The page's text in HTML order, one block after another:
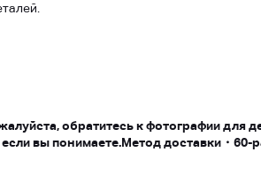
обратитесь к фотографии для
вы понимаете.Метод доставки ・ 60-